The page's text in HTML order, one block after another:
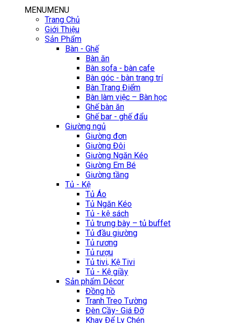
MENUMENU
Trang Chủ
Giới Thiệu
Sản Phẩm
Bàn - Ghế
Bàn ăn
Bàn sofa - bàn cafe
Bàn góc - bàn trang trí
Bàn Trang Điểm
Bàn làm việc – Bàn học
Ghế bàn ăn
Ghế bar - ghế đẩu
Giường ngủ
Giường đơn
Giường Đôi
Giường Ngăn Kéo
Giường Em Bé
Giường tầng
Tủ - Kệ
Tủ Áo
Tủ Ngăn Kéo
Tủ - kệ sách
Tủ trưng bày – tủ buffet
Tủ đầu giường
Tủ rương
Tủ rượu
Tủ tivi, Kệ Tivi
Tủ - Kệ giầy
Sản phẩm Décor
Đồng hồ
Tranh Treo Tường
Đèn Cầy- Giá Đỡ
Khay Để Ly Chén